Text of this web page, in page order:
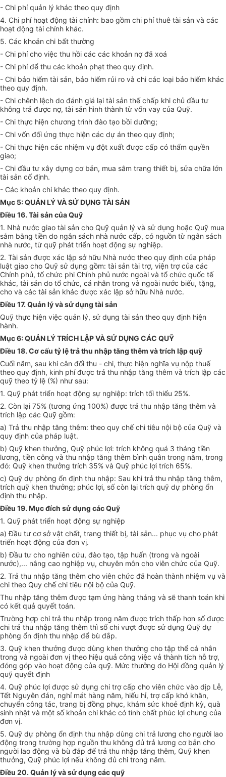
- Chi phí quản lý khác theo quy định
4. Chi phí hoạt động tài chính: bao gồm chi phí thuê tài sản và các
hoạt động tài chính khác.
5. Các khoản chi bất thường
- Chi phí cho việc thu hồi các các khoản nợ đã xoá
- Chi phí để thu các khoản phạt theo quy định.
- Chi bảo hiểm tài sản, bảo hiểm rủi ro và chi các loại bảo hiểm khác
theo quy định.
- Chi chênh lệch do đánh giá lại tài sản thế chấp khi chủ đầu tư
không trả được nợ, tài sản hình thành từ vốn vay của Quỹ.
- Chi thực hiện chương trình đào tạo bồi dưỡng;
- Chi vốn đối ứng thực hiện các dự án theo quy định;
- Chi thực hiện các nhiệm vụ đột xuất được cấp có thẩm quyền
giao;
- Chi đầu tư xây dựng cơ bản, mua sắm trang thiết bị, sửa chữa lớn
tài sản cố định.
- Các khoản chi khác theo quy định.
Mục 5: QUẢN LÝ VÀ SỬ DỤNG TÀI SẢN
Điều 16. Tài sản của Quỹ
1. Nhà nước giao tài sản cho Quỹ quản lý và sử dụng hoặc Quỹ mua
sắm bằng tiền do ngân sách nhà nước cấp, có nguồn từ ngân sách
nhà nước, từ quỹ phát triển hoạt động sự nghiệp.
2. Tài sản được xác lập sở hữu Nhà nước theo quy định của pháp
luật giao cho Quỹ sử dụng gồm: tài sản tài trợ, viện trợ của các
Chính phủ, tổ chức phi Chính phủ nước ngoài và tổ chức quốc tế
khác, tài sản do tổ chức, cá nhân trong và ngoài nước biếu, tặng,
cho và các tài sản khác được xác lập sở hữu Nhà nước.
Điều 17. Quản lý và sử dụng tài sản
Quỹ thực hiện việc quản lý, sử dụng tài sản theo quy định hiện
hành.
Mục 6: QUẢN LÝ TRÍCH LẬP VÀ SỬ DỤNG CÁC QUỸ
Điều 18. Cơ cấu tỷ lệ trả thu nhập tăng thêm và trích lập quỹ
Cuối năm, sau khi cân đối thu - chi, thực hiện nghĩa vụ nộp thuế
theo quy định, kinh phí được trả thu nhập tăng thêm và trích lập các
quỹ theo tỷ lệ (%) như sau:
1. Quỹ phát triển hoạt động sự nghiệp: trích tối thiểu 25%.
2. Còn lại 75% (tương ứng 100%) được trả thu nhập tăng thêm và
trích lập các Quỹ gồm:
a) Trả thu nhập tăng thêm: theo quy chế chi tiêu nội bộ của Quỹ và
quy định của pháp luật.
b) Quỹ khen thưởng, Quỹ phúc lợi: trích không quá 3 tháng tiền
lương, tiền công và thu nhập tăng thêm bình quân trong năm, trong
đó: Quỹ khen thưởng trích 35% và Quỹ phúc lợi trích 65%.
c) Quỹ dự phòng ổn định thu nhập: Sau khi trả thu nhập tăng thêm,
trích quỹ khen thưởng; phúc lợi, số còn lại trích quỹ dự phòng ổn
định thu nhập.
Điều 19. Mục đích sử dụng các Quỹ
1. Quỹ phát triển hoạt động sự nghiệp
a) Đầu tư cơ sở vật chất, trang thiết bị, tài sản... phục vụ cho phát
triển hoạt động của đơn vị.
b) Đầu tư cho nghiên cứu, đào tạo, tập huấn (trong và ngoài
nước),... nâng cao nghiệp vụ, chuyên môn cho viên chức của Quỹ.
2. Trả thu nhập tăng thêm cho viên chức đã hoàn thành nhiệm vụ và
chi theo Quy chế chi tiêu nội bộ của Quỹ.
Thu nhập tăng thêm được tạm ứng hàng tháng và sẽ thanh toán khi
có kết quả quyết toán.
Trường hợp chi trả thu nhập trong năm được trích thấp hơn số được
chi trả thu nhập tăng thêm thì số chi vượt được sử dụng Quỹ dự
phòng ổn định thu nhập để bù đắp.
3. Quỹ khen thưởng được dùng khen thưởng cho tập thể cá nhân
trong và ngoài đơn vị theo hiệu quả công việc vả thành tích hỗ trợ,
đóng góp vào hoạt động của quỹ. Mức thưởng do Hội đồng quản lý
quỹ quyết định
4. Quỹ phúc lợi được sử dụng chi trợ cấp cho viên chức vào dịp Lễ,
Tết Nguyên đán, nghỉ mát hàng năm, hiếu hỉ, trợ cấp khó khăn,
chuyển công tác, trang bị đồng phục, khám sức khoẻ định kỳ, quà
sinh nhật và một số khoản chi khác có tính chất phúc lợi chung của
đơn vị.
5. Quỹ dự phòng ổn định thu nhập dùng chi trả lương cho người lao
động trong trường hợp nguồn thu không đủ trả lương cơ bản cho
người lao động và bù đắp để trả thu nhập tăng thêm, Quỹ khen
thưởng, Quỹ phúc lợi nếu không đủ chi trong năm.
Điều 20. Quản lý và sử dụng các quỹ